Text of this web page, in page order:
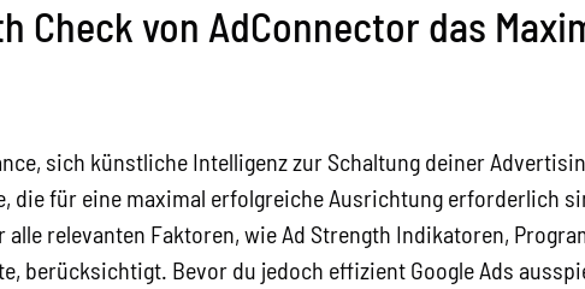
Check von AdConnector das
sich künstliche Intelligenz zur Schaltung deiner
die für eine maximal erfolgreiche Ausrichtung erforderlich
relevanten Faktoren, wie Ad Strength Indikatoren,
berücksichtigt. Bevor du jedoch effizient Google Ads